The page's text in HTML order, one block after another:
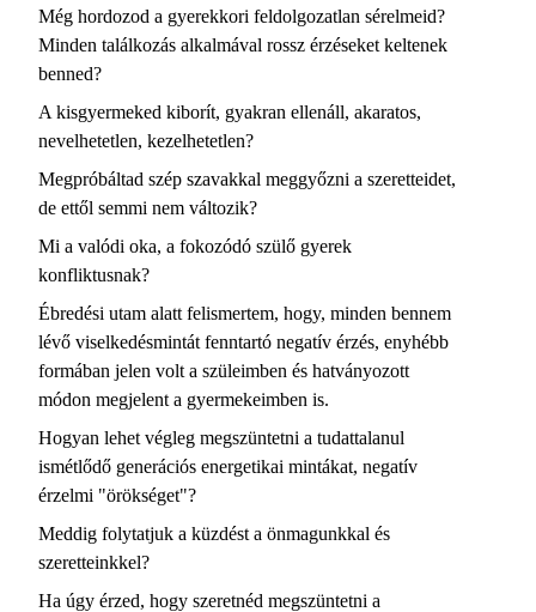
Még hordozod a gyerekkori feldolgozatlan sérelmeid?
Minden találkozás alkalmával rossz érzéseket keltenek
benned?
A kisgyermeked kiborít, gyakran ellenáll, akaratos,
nevelhetetlen, kezelhetetlen?
Megpróbáltad szép szavakkal meggyőzni a szeretteidet,
de ettől semmi nem változik?
Mi a valódi oka, a fokozódó szülő gyerek
konfliktusnak?
Ébredési utam alatt felismertem, hogy, minden bennem
lévő viselkedésmintát fenntartó negatív érzés, enyhébb
formában jelen volt a szüleimben és hatványozott
módon megjelent a gyermekeimben is.
Hogyan lehet végleg megszüntetni a tudattalanul
ismétlődő generációs energetikai mintákat, negatív
érzelmi "örökséget"?
Meddig folytatjuk a küzdést a önmagunkkal és
szeretteinkkel?
Ha úgy érzed, hogy szeretnéd megszüntetni a